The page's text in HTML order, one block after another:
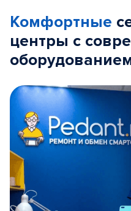
Комфортные
центры с